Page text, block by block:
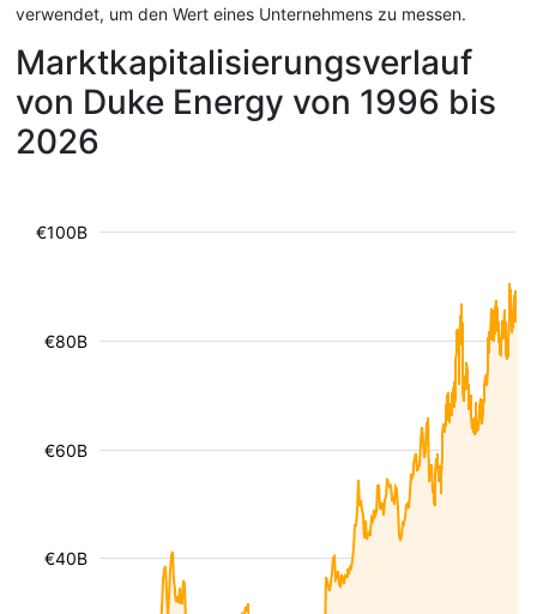
verwendet, um den Wert eines Unternehmens zu messen.
Marktkapitalisierungsverlauf
von Duke Energy von 1996 bis
2026
€40B
€60B
€80B
€100B